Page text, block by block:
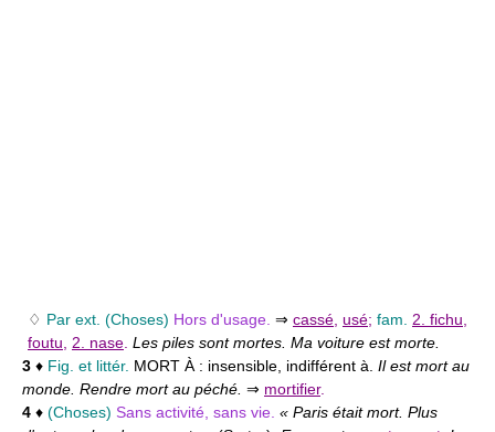
♢ Par ext. (Choses) Hors d'usage. ⇒ cassé, usé; fam. 2. fichu,
foutu, 2. nase. Les piles sont mortes. Ma voiture est morte.
3 ♦ Fig. et littér. MORT À : insensible, indifférent à. Il est mort au
monde. Rendre mort au péché. ⇒ mortifier.
4 ♦ (Choses) Sans activité, sans vie. « Paris était mort. Plus